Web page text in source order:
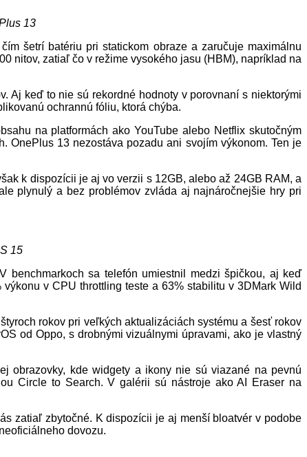
13
šetrí batériu pri statickom obraze a zaručuje maximálnu
nitov, zatiaľ čo v režime vysokého jasu (HBM), napríklad na
Aj keď to nie sú rekordné hodnoty v porovnaní s niektorými
ochrannú fóliu, ktorá chýba.
na platformách ako YouTube alebo Netflix skutočným
OnePlus 13 nezostáva pozadu ani svojím výkonom. Ten je
k dispozícii je aj vo verzii s 12GB, alebo až 24GB RAM, a
plynulý a bez problémov zvláda aj najnáročnejšie hry pri
15
benchmarkoch sa telefón umiestnil medzi špičkou, aj keď
v CPU throttling teste a 63% stabilitu v 3DMark Wild
rokov pri veľkých aktualizáciách systému a šesť rokov
od Oppo, s drobnými vizuálnymi úpravami, ako je vlastný
obrazovky, kde widgety a ikony nie sú viazané na pevnú
Circle to Search. V galérii sú nástroje ako AI Eraser na
zatiaľ zbytočné. K dispozícii je aj menší bloatvér v podobe
dovozu.